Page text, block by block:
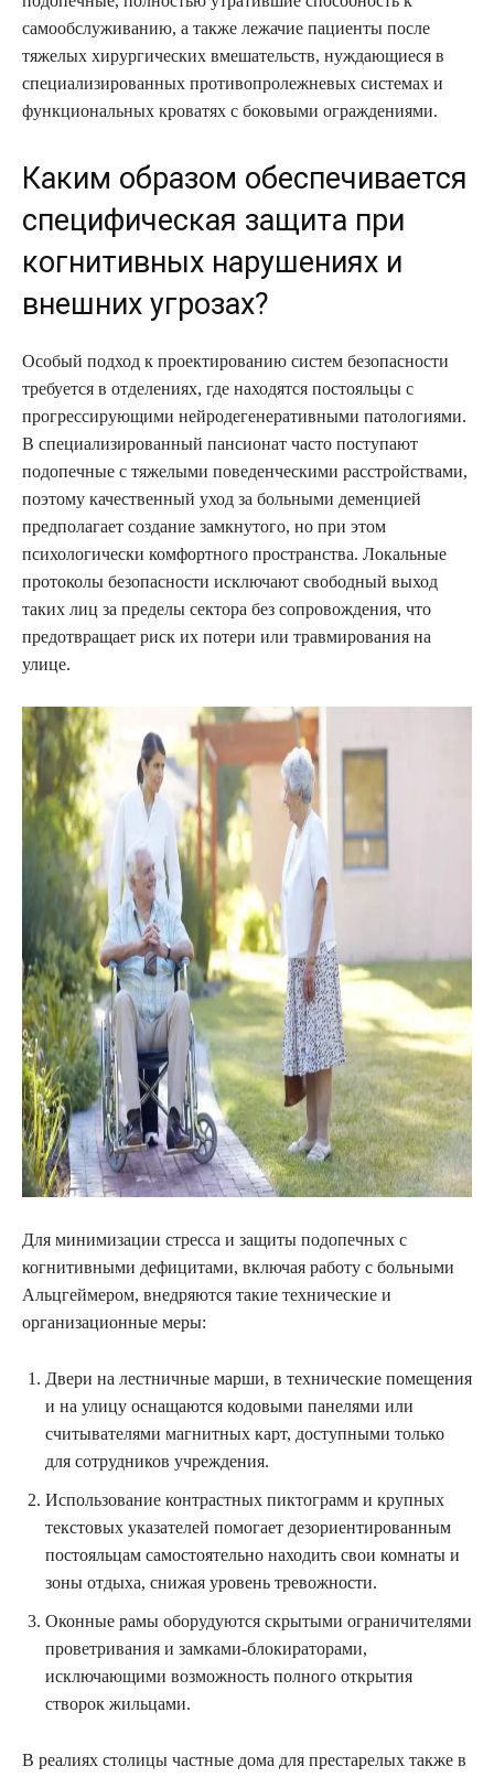
самообслуживанию, а также лежачие пациенты после
тяжелых хирургических вмешательств, нуждающиеся в
специализированных противопролежневых системах и
функциональных кроватях с боковыми ограждениями.
Каким образом обеспечивается
специфическая защита при
когнитивных нарушениях и
внешних угрозах?
Особый подход к проектированию систем безопасности
требуется в отделениях, где находятся постояльцы с
прогрессирующими нейродегенеративными патологиями.
В специализированный пансионат часто поступают
подопечные с тяжелыми поведенческими расстройствами,
поэтому качественный уход за больными деменцией
предполагает создание замкнутого, но при этом
психологически комфортного пространства. Локальные
протоколы безопасности исключают свободный выход
таких лиц за пределы сектора без сопровождения, что
предотвращает риск их потери или травмирования на
улице.
Для минимизации стресса и защиты подопечных с
когнитивными дефицитами, включая работу с больными
Альцгеймером, внедряются такие технические и
организационные меры:
Двери на лестничные марши, в технические помещения
и на улицу оснащаются кодовыми панелями или
считывателями магнитных карт, доступными только
для сотрудников учреждения.
Использование контрастных пиктограмм и крупных
текстовых указателей помогает дезориентированным
постояльцам самостоятельно находить свои комнаты и
зоны отдыха, снижая уровень тревожности.
Оконные рамы оборудуются скрытыми ограничителями
проветривания и замками-блокираторами,
исключающими возможность полного открытия
створок жильцами.
В реалиях столицы частные дома для престарелых также в